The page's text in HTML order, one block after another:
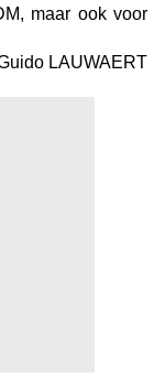
maar ook voor
LAUWAERT